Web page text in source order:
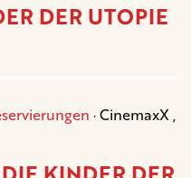
DER UTOPIE
· CinemaxX ,